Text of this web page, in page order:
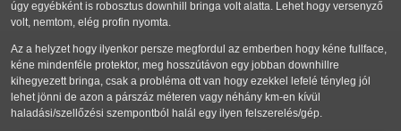
úgy egyébként is robosztus downhill bringa volt alatta. Lehet hogy versenyző
volt, nemtom, elég profin nyomta.
Az a helyzet hogy ilyenkor persze megfordul az emberben hogy kéne fullface,
kéne mindenféle protektor, meg hosszútávon egy jobban downhillre
kihegyezett bringa, csak a probléma ott van hogy ezekkel lefelé tényleg jól
lehet jönni de azon a párszáz méteren vagy néhány km-en kívül
haladási/szellőzési szempontból halál egy ilyen felszerelés/gép.